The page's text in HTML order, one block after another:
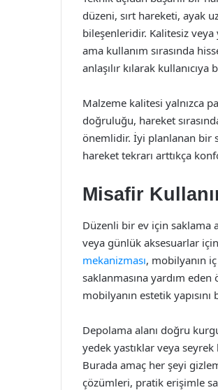
düzeni, sırt hareketi, ayak
bileşenleridir. Kalitesiz veya
ama kullanım sırasında
anlaşılır kılarak
Malzeme kalitesi yalnızca
doğruluğu, hareket
önemlidir. İyi planlanan bir
hareket tekrarı arttıkça
Misafir
Düzenli bir ev için saklama
veya günlük aksesuarlar
mekanizması, mobilyanın
saklanmasına yardım
mobilyanın estetik
Depolama alanı doğru
yedek yastıklar veya
Burada amaç her şeyi
çözümleri, pratik erişimle